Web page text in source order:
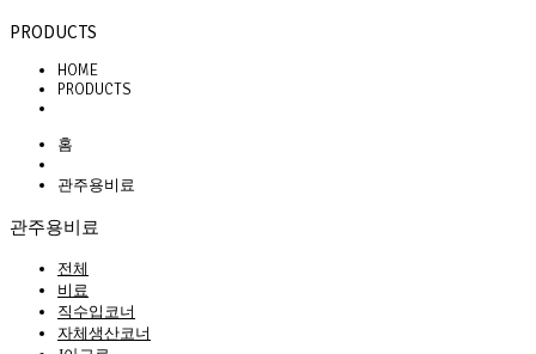
PRODUCTS
HOME
PRODUCTS
홈
관주용비료
관주용비료
전체
비료
직수입코너
자체생산코너